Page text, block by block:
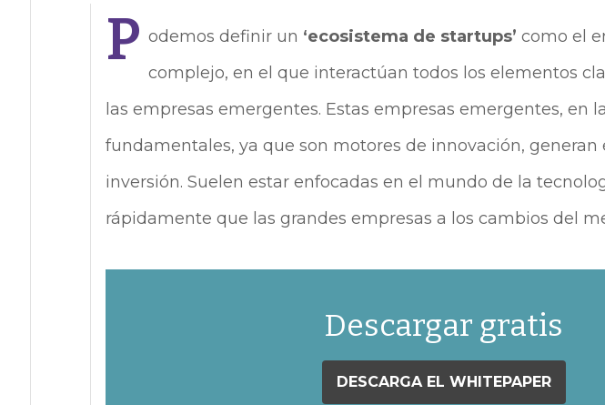
P odemos definir un ‘ecosistema de startups’ como el
complejo, en el que interactúan todos los elementos
las empresas emergentes. Estas empresas emergentes, en
fundamentales, ya que son motores de innovación, generan
inversión. Suelen estar enfocadas en el mundo de la
rápidamente que las grandes empresas a los cambios del
Descargar gratis
DESCARGA EL WHITEPAPER